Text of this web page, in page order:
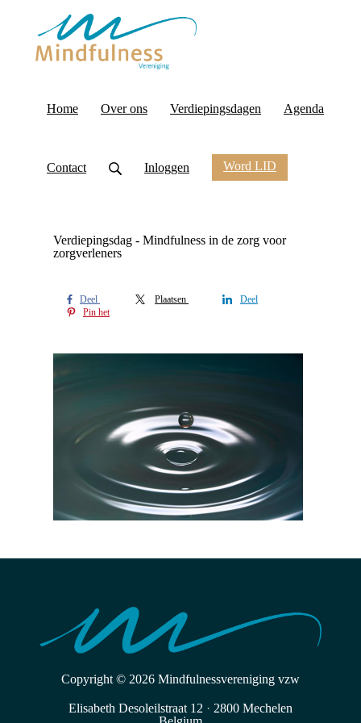
Home Over ons Verdiepingsdagen Agenda
Contact Inloggen Word LID
Verdiepingsdag - Mindfulness in de zorg voor
zorgverleners
Deel Plaatsen
Deel
Pin het
Copyright © 2026 Mindfulnessvereniging vzw
Elisabeth Desoleilstraat 12 · 2800 Mechelen